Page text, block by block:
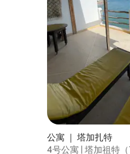
公寓 ｜ 塔加扎特
4号公寓 | 塔加祖特